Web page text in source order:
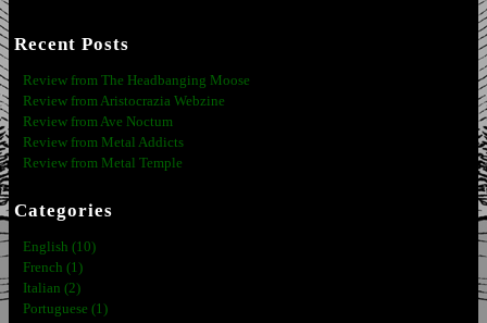
Recent Posts
Review from The Headbanging Moose
Review from Aristocrazia Webzine
Review from Ave Noctum
Review from Metal Addicts
Review from Metal Temple
Categories
English (10)
French (1)
Italian (2)
Portuguese (1)